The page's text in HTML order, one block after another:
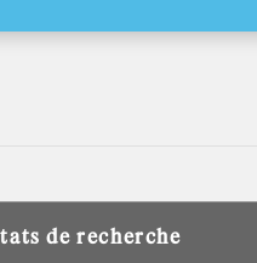
de recherche